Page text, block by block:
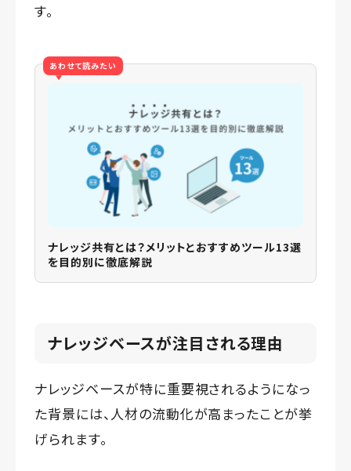
す。
あわせて読みたい
ナレッジ共有とは？メリットとおすすめツール13選
を目的別に徹底解説
ナレッジベースが注目される理由
ナレッジベースが特に重要視されるようになっ
た背景には、人材の流動化が高まったことが挙
げられます。